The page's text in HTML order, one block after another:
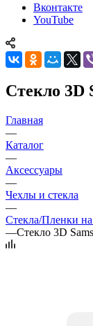
Вконтакте
YouTube
Стекло 3D
Главная
—
Каталог
—
Аксессуары
—
Чехлы и стекла
—
Стекла/Пленки на
—Стекло 3D